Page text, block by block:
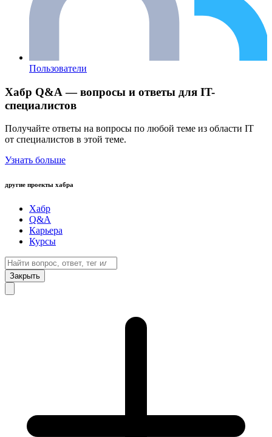
Пользователи
Хабр Q&A — вопросы и ответы для IT-
специалистов
Получайте ответы на вопросы по любой теме из области IT
от специалистов в этой теме.
Узнать больше
другие проекты хабра
Хабр
Q&A
Карьера
Курсы
Закрыть